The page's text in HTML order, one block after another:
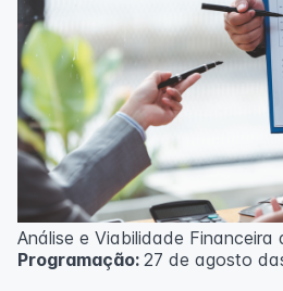
Análise e Viabilidade Financeira
Programação: 27 de agosto